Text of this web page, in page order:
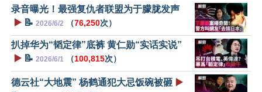
录音曝光！最强复仇者联盟为于朦胧发声
▶️ 📝 2026/6/2 （76,250次）
扒掉华为“韬定律”底裤 黄仁勋“实话实说”
▶️ 📝 2026/6/1 （100,815次）
德云社“大地震” 杨鹤通犯大忌饭碗被砸 ▶️